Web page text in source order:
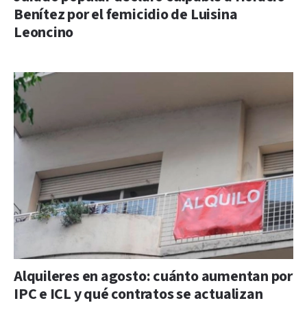
Benítez por el femicidio de Luisina
Leoncino
Alquileres en agosto: cuánto aumentan por
IPC e ICL y qué contratos se actualizan